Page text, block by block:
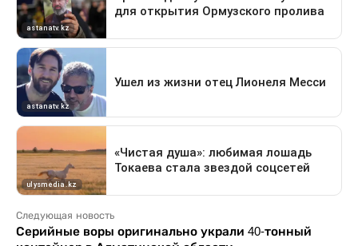
Следующая новость
Серийные воры оригинально украли 40-тонный